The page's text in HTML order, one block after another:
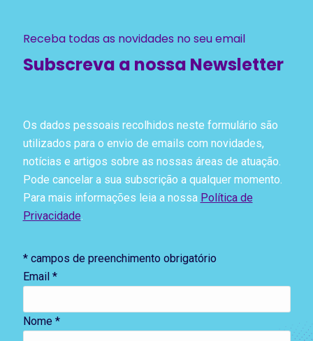
Receba todas as novidades no seu email
Subscreva a nossa Newsletter
Os dados pessoais recolhidos neste formulário são
utilizados para o envio de emails com novidades,
notícias e artigos sobre as nossas áreas de atuação.
Pode cancelar a sua subscrição a qualquer momento.
Para mais informações leia a nossa Política de
Privacidade.
*campos de preenchimento obrigatório
Email *
Nome *